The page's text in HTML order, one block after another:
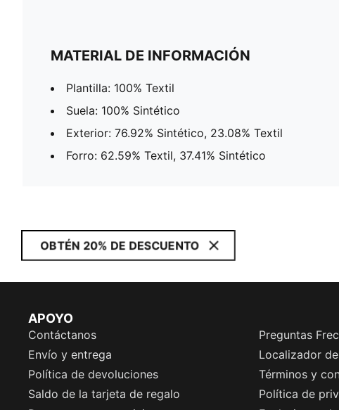
MATERIAL DE INFORMACIÓN
Plantilla: 100% Textil
Suela: 100% Sintético
Exterior: 76.92% Sintético, 23.08% Textil
Forro: 62.59% Textil, 37.41% Sintético
OBTÉN 20% DE DESCUENTO
APOYO
Contáctanos
Preguntas
Envío y entrega
Localizador
Política de devoluciones
Términos y
Saldo de la tarjeta de regalo
Política de